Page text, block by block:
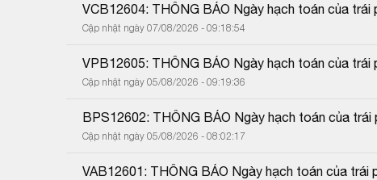
VCB12604: THÔNG BÁO Ngày hạch toán của trái
Cập nhật ngày 07/08/2026 - 09:18:54
VPB12605: THÔNG BÁO Ngày hạch toán của trái
Cập nhật ngày 05/08/2026 - 09:19:36
BPS12602: THÔNG BÁO Ngày hạch toán của trái
Cập nhật ngày 05/08/2026 - 08:02:17
VAB12601: THÔNG BÁO Ngày hạch toán của trái